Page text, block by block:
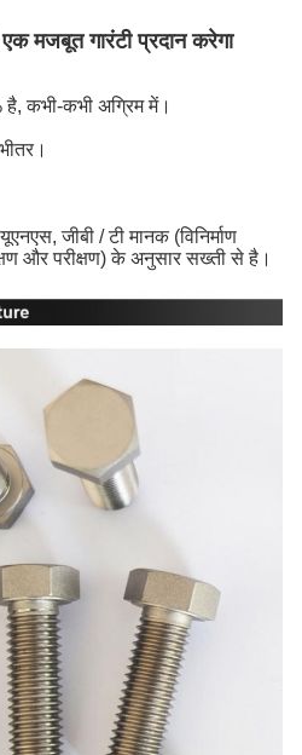
मजबूत गारंटी प्रदान करेगा
है, कभी-कभी अग्रिम में।
जीबी / टी मानक (विनिर्माण
और परीक्षण) के अनुसार सख्ती से है।